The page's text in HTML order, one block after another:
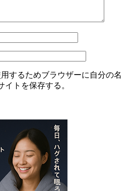
するためブラウザーに自分の名
トを保存する。